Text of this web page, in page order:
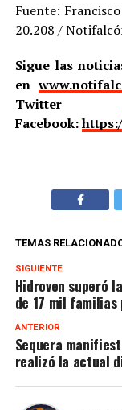
Fuente:
20.208 /
Sigue las
en
Twitter
Facebook:
TEMAS
SIGUIENTE
Hidroven superó
de 17 mil
ANTERIOR
Sequera
realizó la actual